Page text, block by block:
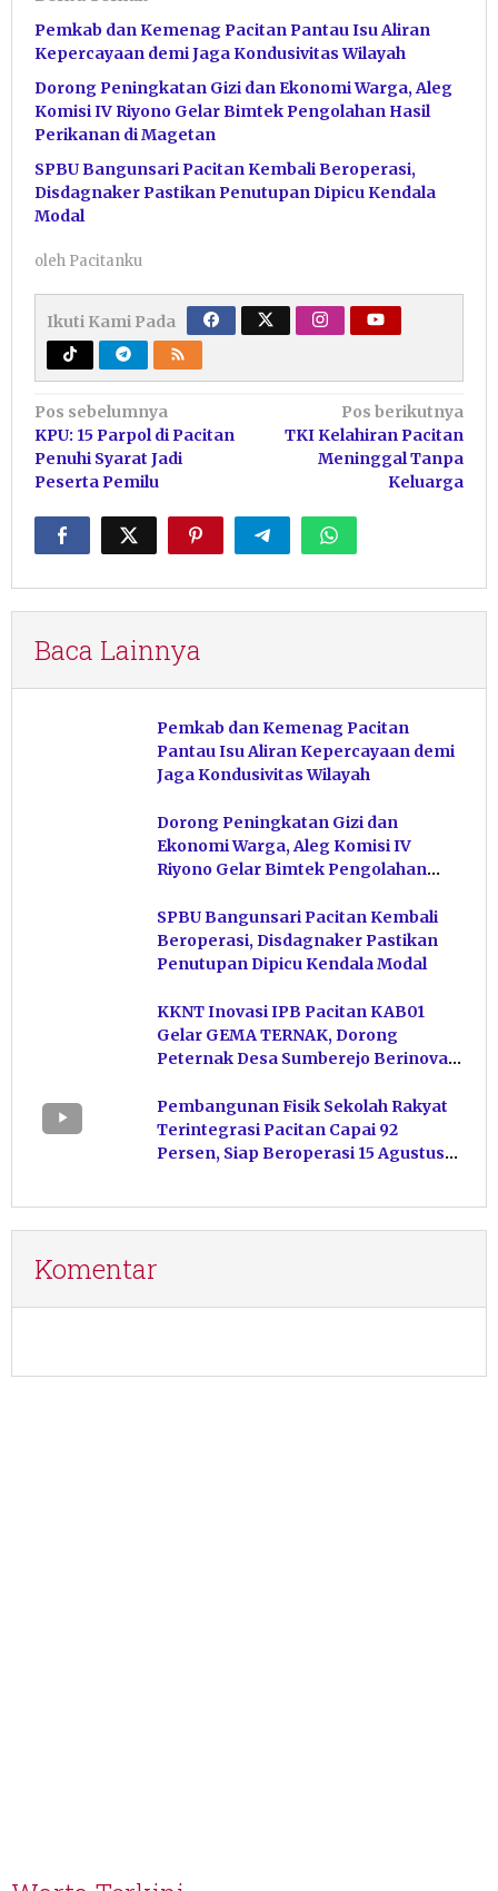
Pemkab dan Kemenag Pacitan Pantau Isu Aliran
Kepercayaan demi Jaga Kondusivitas Wilayah
Dorong Peningkatan Gizi dan Ekonomi Warga, Aleg
Komisi IV Riyono Gelar Bimtek Pengolahan Hasil
Perikanan di Magetan
SPBU Bangunsari Pacitan Kembali Beroperasi,
Disdagnaker Pastikan Penutupan Dipicu Kendala
Modal
oleh Pacitanku
Ikuti Kami Pada
Navigasi
pos
Pos sebelumnya
KPU: 15 Parpol di Pacitan
Penuhi Syarat Jadi
Peserta Pemilu
Pos berikutnya
TKI Kelahiran Pacitan
Meninggal Tanpa
Keluarga
Baca Lainnya
Pemkab dan Kemenag Pacitan
Pantau Isu Aliran Kepercayaan demi
Jaga Kondusivitas Wilayah
Dorong Peningkatan Gizi dan
Ekonomi Warga, Aleg Komisi IV
Riyono Gelar Bimtek Pengolahan
SPBU Bangunsari Pacitan Kembali
Beroperasi, Disdagnaker Pastikan
Penutupan Dipicu Kendala Modal
KKNT Inovasi IPB Pacitan KAB01
Gelar GEMA TERNAK, Dorong
Peternak Desa Sumberejo Berinovasi
Pembangunan Fisik Sekolah Rakyat
Terintegrasi Pacitan Capai 92
Persen, Siap Beroperasi 15 Agustus
Komentar